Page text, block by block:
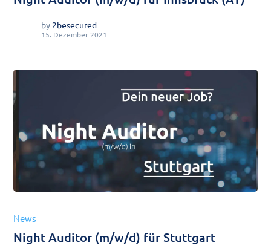
by 2besecured
15. Dezember 2021
News
Night Auditor (m/w/d) für Stuttgart